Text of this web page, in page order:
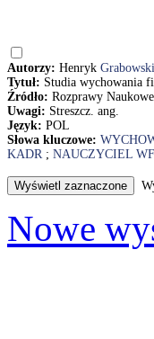
Autorzy: Henryk Grabowski
Tytuł: Studia wychowania
Źródło: Rozprawy
Uwagi: Streszcz. ang.
Język: POL
Słowa kluczowe:
KADR; NAUCZYCIEL WF
Nowe